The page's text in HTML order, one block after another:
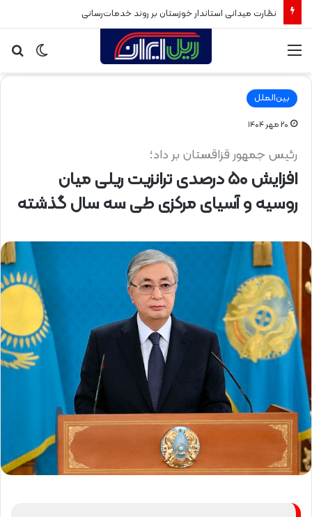
نظارت میدانی استاندار خوزستان بر روند خدمات‌رسانی
تغییر
پوسته
بین‌الملل
۲۰ مهر ۱۴۰۴
رئیس جمهور قزاقستان بر داد؛
افزایش ۵۰ درصدی ترانزیت ریلی میان
روسیه و آسیای مرکزی طی سه سال گذشته